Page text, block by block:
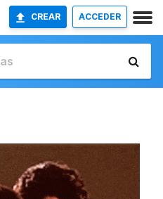
CREAR ACCEDER